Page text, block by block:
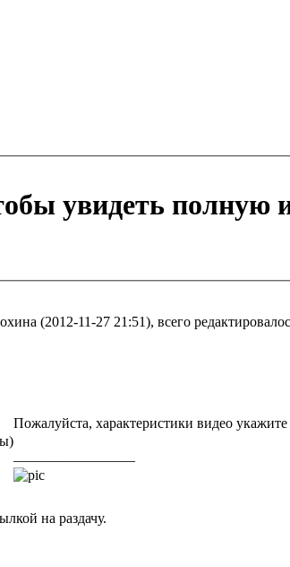
увидеть полную
(2012-11-27 21:51), всего
Пожалуйста, характеристики видео
на раздачу.